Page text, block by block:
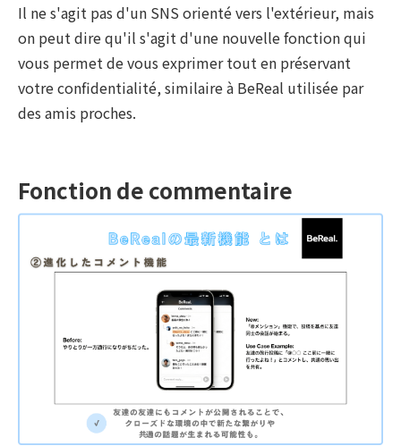
Il ne s'agit pas d'un SNS orienté vers l'extérieur, mais
on peut dire qu'il s'agit d'une nouvelle fonction qui
vous permet de vous exprimer tout en préservant
votre confidentialité, similaire à BeReal utilisée par
des amis proches.
Fonction de commentaire